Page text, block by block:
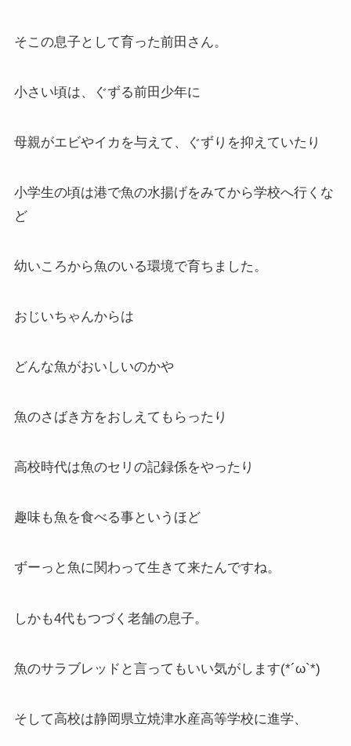
そこの息子として育った前田さん。
小さい頃は、ぐずる前田少年に
母親がエビやイカを与えて、ぐずりを抑えていたり
小学生の頃は港で魚の水揚げをみてから学校へ行くな
ど
幼いころから魚のいる環境で育ちました。
おじいちゃんからは
どんな魚がおいしいのかや
魚のさばき方をおしえてもらったり
高校時代は魚のセリの記録係をやったり
趣味も魚を食べる事というほど
ずーっと魚に関わって生きて来たんですね。
しかも4代もつづく老舗の息子。
魚のサラブレッドと言ってもいい気がします(*´ω`*)
そして高校は静岡県立焼津水産高等学校に進学、